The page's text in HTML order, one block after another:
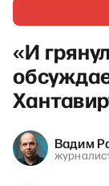
«И
Вадим